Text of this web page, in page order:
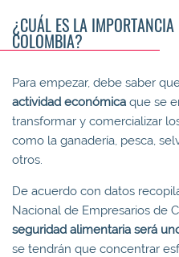
¿CUÁL ES LA
COLOMBIA?
Para empezar, debe saber
actividad económica que se
transformar y comercializar
como la ganadería, pesca,
otros.
De acuerdo con datos
Nacional de Empresarios de
seguridad alimentaria será
se tendrán que concentrar